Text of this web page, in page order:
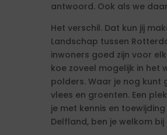
antwoord. Ook als we
Het verschil. Dat kun jij
Landschap tussen
inwoners goed zijn voor
koe zoveel mogelijk in het
polders. Waar je nog kunt
vlees en groenten. Een
je met kennis en
Delfland, ben je welkom bij